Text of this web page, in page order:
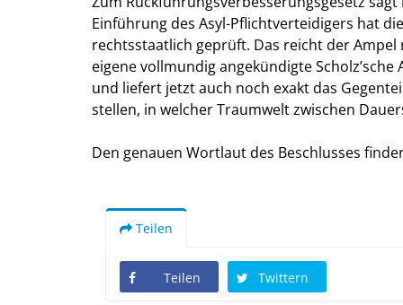
Einführung des Asyl-Pflichtverteidigers hat
rechtsstaatlich geprüft. Das reicht der
eigene vollmundig angekündigte
und liefert jetzt auch noch exakt das
stellen, in welcher Traumwelt zwischen
Den genauen Wortlaut des Beschlusses
Teilen
Teilen Twittern